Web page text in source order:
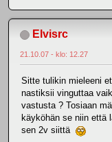
Elvisrc
21.10.07 - klo: 12.27
Sitte tulikin mieleeni
nastiksii vinguttaa
vastusta ? Tosiaan
käyköhän se niin että
sen 2v siittä